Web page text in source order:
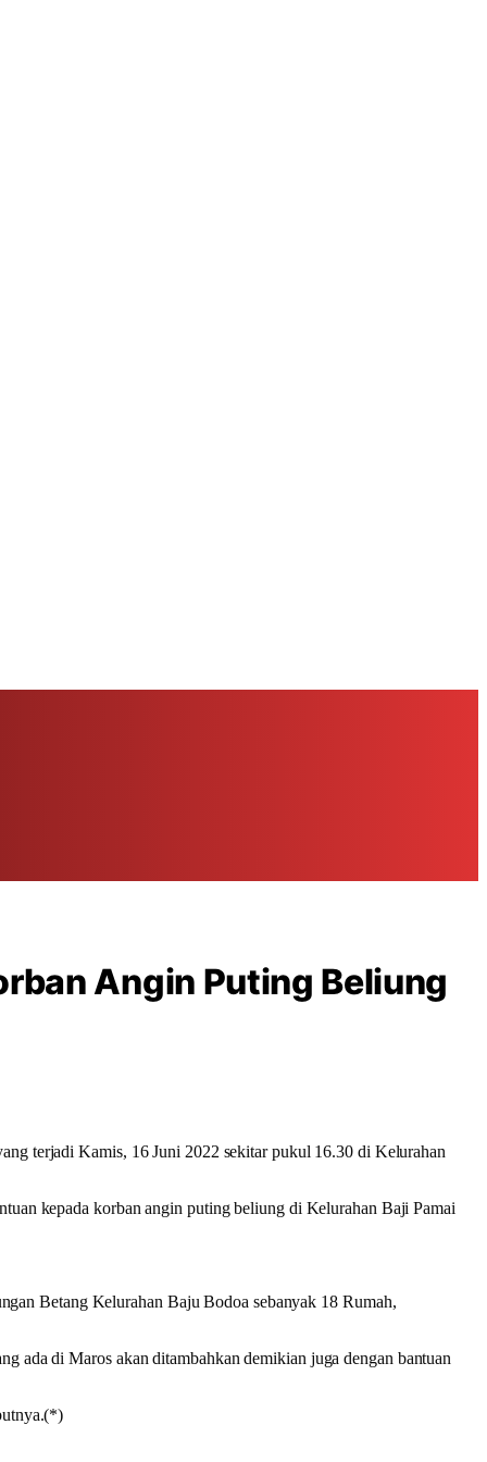
Angin Puting Beliung
terjadi Kamis, 16 Juni 2022 sekitar pukul 16.30 di Kelurahan
kepada korban angin puting beliung di Kelurahan Baji Pamai
Betang Kelurahan Baju Bodoa sebanyak 18 Rumah,
ada di Maros akan ditambahkan demikian juga dengan bantuan